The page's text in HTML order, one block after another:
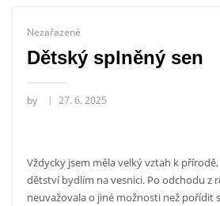
Nezařazené
Dětský splněný sen
by 27. 6. 2025
Vždycky jsem měla velký vztah k
dětství bydlím na vesnici. Po odchodu z
neuvažovala o jiné možnosti než pořídit